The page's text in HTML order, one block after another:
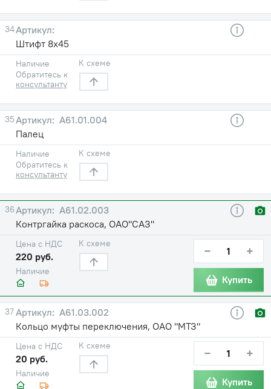
34
Штифт 8х45
Наличие
Обратитесь к
консультанту
К схеме
35
А61.01.004
Палец
Наличие
Обратитесь к
консультанту
К схеме
36
А61.02.003
Контргайка раскоса, ОАО"САЗ"
Наличие
Цена с НДС
220 руб.
К схеме − +
Купить
37
А61.03.002
Кольцо муфты переключения, ОАО "МТЗ"
Наличие
Цена с НДС
20 руб.
К схеме − +
Купить